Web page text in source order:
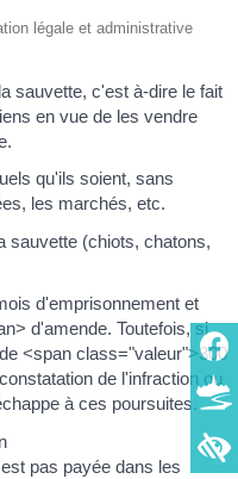
légale et administrative
sauvette, c'est à-dire le fait
en vue de les vendre
qu'ils soient, sans
les marchés, etc.
sauvette (chiots, chatons,
d'emprisonnement et
d'amende. Toutefois, si
<span class="valeur">300
de l'infraction ou
à ces poursuites.
pas payée dans les